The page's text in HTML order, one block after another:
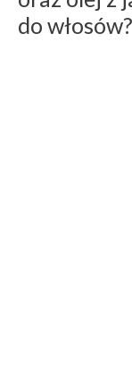
do włosów?